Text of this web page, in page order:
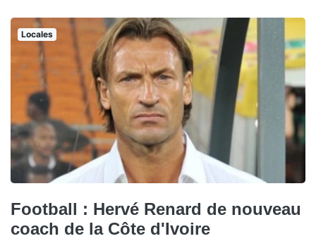
Locales
Football : Hervé Renard de nouveau
coach de la Côte d'Ivoire